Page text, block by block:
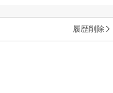
履歴削除